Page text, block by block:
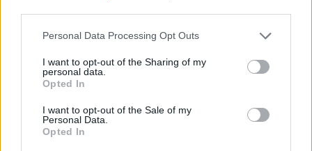
Please note that this website/app uses one or more Google
not limited to your visit or usage behaviour. You may click to
grant or deny consent to Google and its third-party tags to
use your data for below specified purposes in below Google
consent section.
Personal Data Processing Opt Outs
I want to opt-out of the Sharing of my
personal data.
Opted In
I want to opt-out of the Sale of my
Personal Data.
Opted In
nyúltak hozzájuk, hiszen bárki bármit is mond, nincs új a nap
azt a hatkötetes Riyria-krónikák első könyvéről írtam, az egyre
Geekblog Geexkomix 63. 2013.08.16 06:00:00